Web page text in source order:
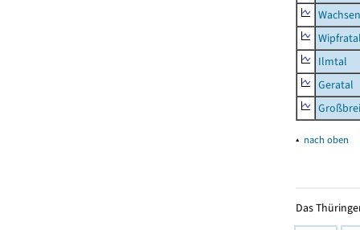
Ilmtal
Geratal
▴ nach oben
Das